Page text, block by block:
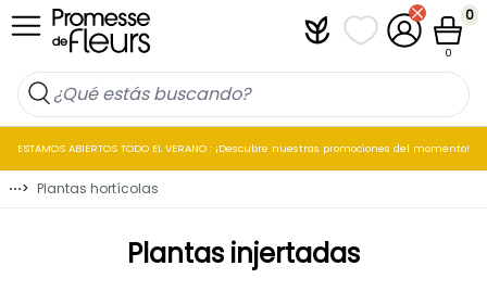
Ir al contenido PlantfitMis listas de
Mi cuenta
Cesta
0
0
ESTAMOS ABIERTOS TODO EL VERANO : ¡Descubre nuestras promociones del momento!
⋯> Plantas hortícolas
Plantas injertadas